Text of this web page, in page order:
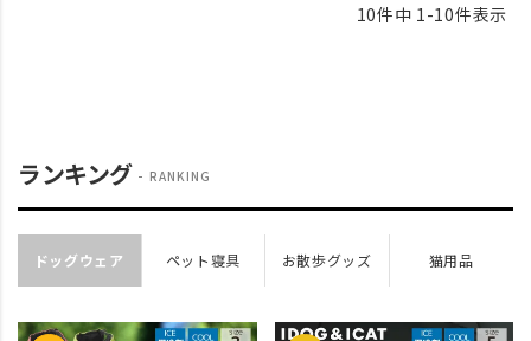
10件中 1 -10件表示
ランキング RANKING
ドッグウェア ペット寝具 お散歩グッズ 猫用品